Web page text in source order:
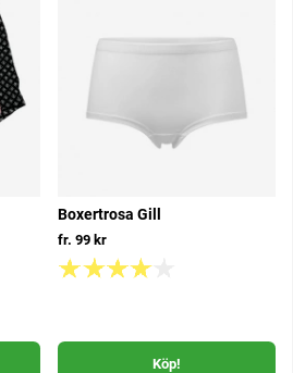
Boxertrosa Gill
fr. 99 kr
Köp!